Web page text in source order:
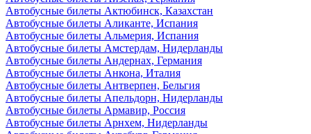
Автобусные билеты Актюбинск, Казахстан
Автобусные билеты Аликанте, Испания
Автобусные билеты Альмерия, Испания
Автобусные билеты Амстердам, Нидерланды
Автобусные билеты Андернах, Германия
Автобусные билеты Анкона, Италия
Автобусные билеты Антверпен, Бельгия
Автобусные билеты Апельдорн, Нидерланды
Автобусные билеты Армавир, Россия
Автобусные билеты Арнхем, Нидерланды